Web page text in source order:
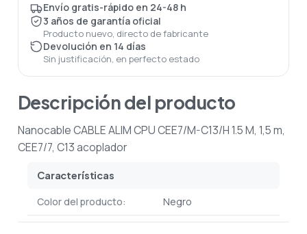
Envío gratis-rápido en 24-48 h
3 años de garantía oficial
Producto nuevo, directo de fabricante
Devolución en 14 días
Sin justificación, en perfecto estado
Descripción del producto
Nanocable CABLE ALIM CPU CEE7/M-C13/H 1.5 M, 1,5 m,
CEE7/7, C13 acoplador
Características
Color del producto: Negro